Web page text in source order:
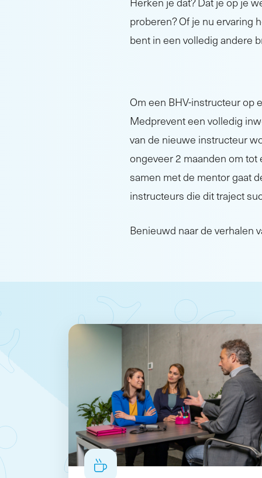
proberen? Of je nu ervaring
bent in een volledig andere
Om een BHV-instructeur op
Medprevent een volledig
van de nieuwe instructeur
ongeveer 2 maanden om
samen met de mentor gaat
instructeurs die dit traject
Benieuwd naar de verhalen